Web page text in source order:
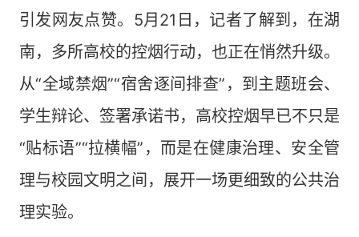
引发网友点赞。5月21日，记者了解到，在湖
南，多所高校的控烟行动，也正在悄然升级。
从“全域禁烟”“宿舍逐间排查”，到主题班会、
学生辩论、签署承诺书，高校控烟早已不只是
“贴标语”“拉横幅”，而是在健康治理、安全管
理与校园文明之间，展开一场更细致的公共治
理实验。